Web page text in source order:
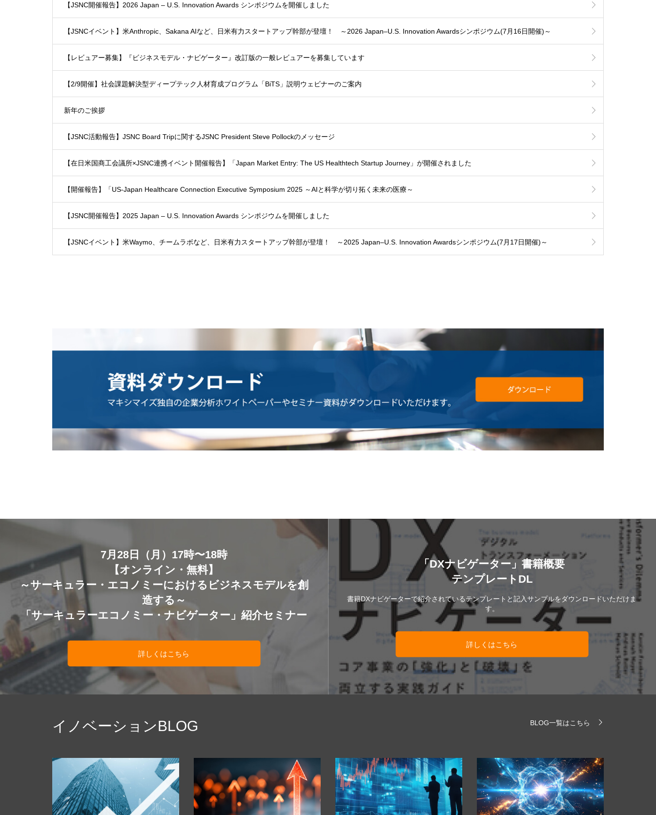
【JSNC開催報告】2026 Japan – U.S. Innovation Awards シンポジウムを開催しました
【JSNCイベント】米Anthropic、Sakana AIなど、日米有力スタートアップ幹部が登壇！ ～2026 Japan–U.S. Innovation Awardsシンポジウム(7月16日開催)～
【レビュアー募集】『ビジネスモデル・ナビゲーター』改訂版の一般レビュアーを募集しています
【2/9開催】社会課題解決型ディープテック人材育成プログラム「BiTS」説明ウェビナーのご案内
新年のご挨拶
【JSNC活動報告】JSNC Board Tripに関するJSNC President Steve Pollockのメッセージ
【在日米国商工会議所×JSNC連携イベント開催報告】「Japan Market Entry: The US Healthtech Startup Journey」が開催されました
【開催報告】「US-Japan Healthcare Connection Executive Symposium 2025 ～AIと科学が切り拓く未来の医療～
【JSNC開催報告】2025 Japan – U.S. Innovation Awards シンポジウムを開催しました
【JSNCイベント】米Waymo、チームラボなど、日米有力スタートアップ幹部が登壇！ ～2025 Japan–U.S. Innovation Awardsシンポジウム(7月17日開催)～
7月28日（月）17時〜18時
【オンライン・無料】
～サーキュラー・エコノミーにおけるビジネスモデルを創
造する～
「サーキュラーエコノミー・ナビゲーター」紹介セミナー
詳しくはこちら
「DXナビゲーター」書籍概要
テンプレートDL
書籍DXナビゲーターで紹介されているテンプレートと記入サンプルをダウンロードいただけま
す。
詳しくはこちら
イノベーションBLOG BLOG一覧はこちら